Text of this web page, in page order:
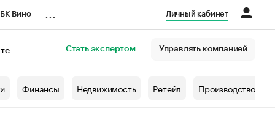
Вино Личный кабинет
Стать экспертом Управлять компанией
Финансы Недвижимость Ретейл Производство